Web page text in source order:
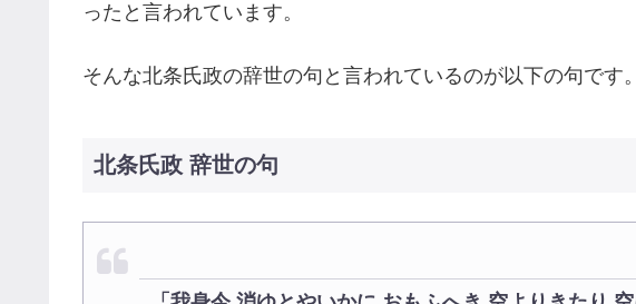
ったと言われています。
そんな北条氏政の辞世の句と言われているのが以下の句です。
北条氏政 辞世の句